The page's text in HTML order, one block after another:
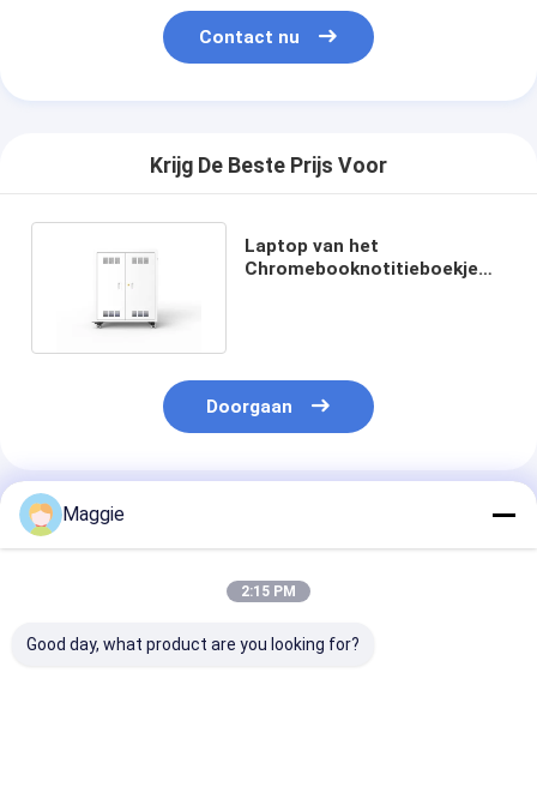
Contact nu
Krijg De Beste Prijs Voor
Laptop van het
Chromebooknotitieboekje
Doorgaan
Geadviseerde Producten
Maggie
2:15 PM
Good day, what product are you looking for?